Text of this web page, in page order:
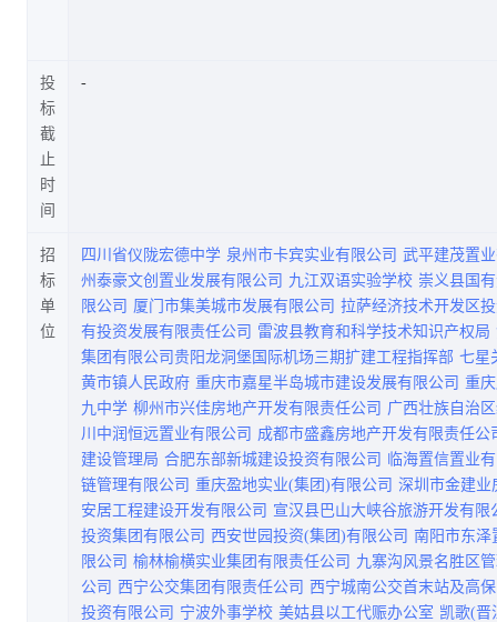
投
标
截
止
时
间
招
标
单
位
四川省仪陇宏德中学 泉州市卡宾实业有限公司 武平建茂置
州泰豪文创置业发展有限公司
九江双语实验学校 崇义县国
限公司
厦门市集美城市发展有限公司 拉萨经济技术开发区
有投资发展有限责任公司
雷波县教育和科学技术知识产权局
集团有限公司贵阳龙洞堡国际机场三期扩建工程指挥部 七星
黄市镇人民政府 重庆市嘉星半岛城市建设发展有限公司 重
九中学 柳州市兴佳房地产开发有限责任公司
广西壮族自治
川中润恒远置业有限公司
成都市盛鑫房地产开发有限责任公
建设管理局 合肥东部新城建设投资有限公司
临海置信置业
链管理有限公司 重庆盈地实业(集团)有限公司 深圳市金建业
安居工程建设开发有限公司
宣汉县巴山大峡谷旅游开发有限
投资集团有限公司
西安世园投资(集团)有限公司 南阳市东泽
限公司 榆林榆横实业集团有限责任公司
九寨沟风景名胜区
公司
西宁公交集团有限责任公司
西宁城南公交首末站及高
投资有限公司
宁波外事学校 美姑县以工代赈办公室 凯歌(晋